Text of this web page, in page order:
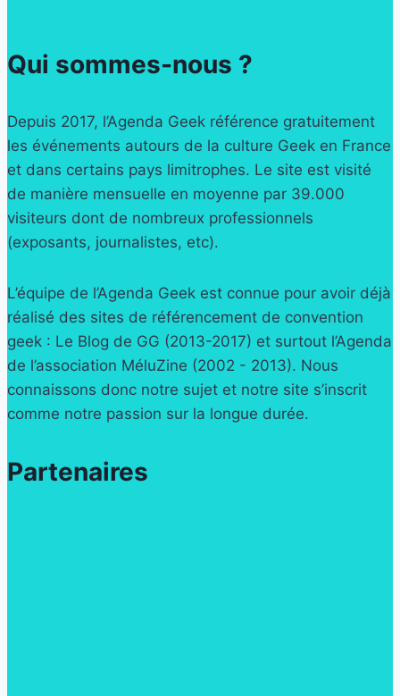
Qui sommes-nous ?
Depuis 2017, l’Agenda Geek référence gratuitement
les événements autours de la culture Geek en France
et dans certains pays limitrophes. Le site est visité
de manière mensuelle en moyenne par 39.000
visiteurs dont de nombreux professionnels
(exposants, journalistes, etc).
L’équipe de l’Agenda Geek est connue pour avoir déjà
réalisé des sites de référencement de convention
geek : Le Blog de GG (2013-2017) et surtout l’Agenda
de l’association MéluZine (2002 - 2013). Nous
connaissons donc notre sujet et notre site s’inscrit
comme notre passion sur la longue durée.
Partenaires